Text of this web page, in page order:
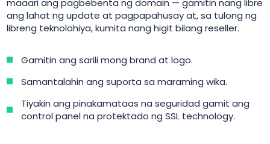
ang lahat ng update at pagpapahusay at, sa tulong ng
libreng teknolohiya, kumita nang higit bilang reseller.
Gamitin ang sarili mong brand at logo.
Samantalahin ang suporta sa maraming wika.
Tiyakin ang pinakamataas na seguridad gamit ang
control panel na protektado ng SSL technology.